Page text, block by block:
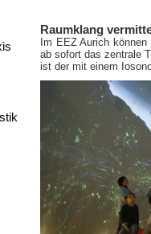
Raumklang
Im EEZ Aurich
ab sofort das zentrale
ist der mit einem